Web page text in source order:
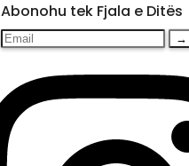
Abonohu tek Fjala e Ditës